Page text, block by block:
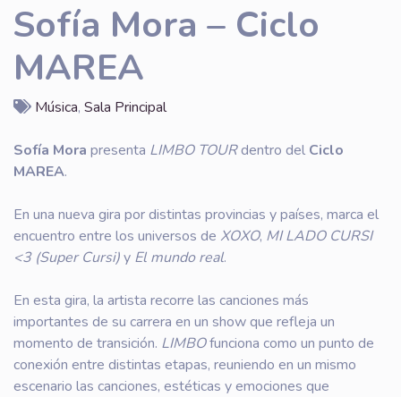
Sofía Mora – Ciclo
MAREA
Música, Sala Principal
Sofía Mora presenta LIMBO TOURdentro del Ciclo
MAREA.
En una nueva gira por distintas provincias y países, marca el
encuentro entre los universos de XOXO, MI LADO CURSI
<3 (Super Cursi)y El mundo real.
En esta gira, la artista recorre las canciones más
importantes de su carrera en un show que refleja un
momento de transición. LIMBOfunciona como un punto de
conexión entre distintas etapas, reuniendo en un mismo
escenario las canciones, estéticas y emociones que